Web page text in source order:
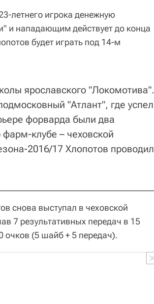
летнего игрока денежную
и нападающим действует до конца
будет играть под 14-м
ярославского "Локомотива".
"Атлант", где успел
форварда были два
клубе – чеховской
2016/17 Хлопотов проводил
снова выступал в чеховской
7 результативных передач в 15
очков (5 шайб + 5 передач).